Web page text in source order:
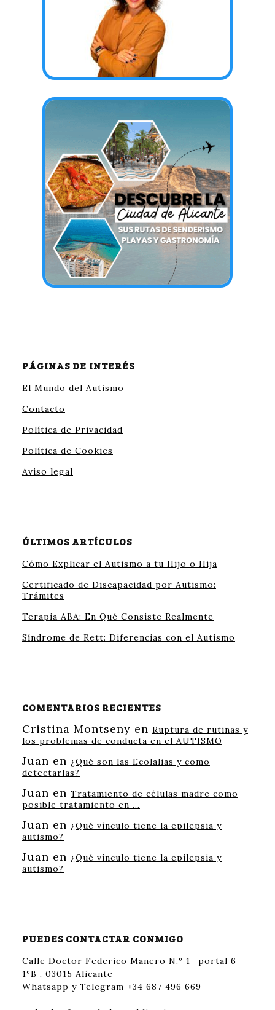
PÁGINAS DE INTERÉS
El Mundo del Autismo
Contacto
Política de Privacidad
Política de Cookies
Aviso legal
ÚLTIMOS ARTÍCULOS
Cómo Explicar el Autismo a tu Hijo o Hija
Certificado de Discapacidad por Autismo:
Trámites
Terapia ABA: En Qué Consiste Realmente
Síndrome de Rett: Diferencias con el Autismo
COMENTARIOS RECIENTES
Cristina Montseny en Ruptura de rutinas y
los problemas de conducta en el AUTISMO
Juan en ¿Qué son las Ecolalias y como
detectarlas?
Juan en Tratamiento de células madre como
posible tratamiento en …
Juan en ¿Qué vínculo tiene la epilepsia y
autismo?
Juan en ¿Qué vínculo tiene la epilepsia y
autismo?
PUEDES CONTACTAR CONMIGO
Calle Doctor Federico Manero N.º 1- portal 6
1ºB , 03015 Alicante
Whatsapp y Telegram +34 687 496 669